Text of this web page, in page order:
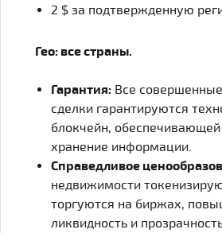
2 $ за подтвержденную
Гео: все страны.
Гарантия: Все
сделки гарантируются
блокчейн, обеспечивающей
хранение информации.
Справедливое
недвижимости
торгуются на биржах,
ликвидность и